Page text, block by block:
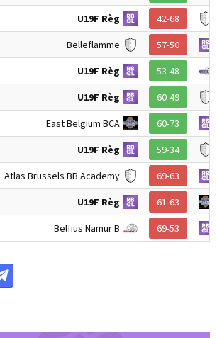
U19F Règ 42-68
Belleflamme 57-50
U19F Règ 53-48
U19F Règ 60-49
East Belgium BCA 60-73
U19F Règ 59-34
Atlas Brussels BB Academy 69-63
U19F Règ 61-63
Belfius Namur B 69-53